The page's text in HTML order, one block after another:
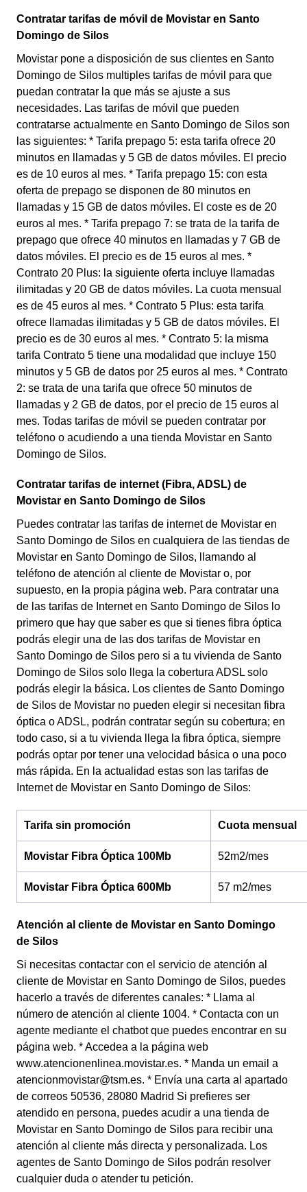
Contratar tarifas de móvil de Movistar en Santo
Domingo de Silos
Movistar pone a disposición de sus clientes en Santo
Domingo de Silos multiples tarifas de móvil para que
puedan contratar la que más se ajuste a sus
necesidades. Las tarifas de móvil que pueden
contratarse actualmente en Santo Domingo de Silos son
las siguientes: * Tarifa prepago 5: esta tarifa ofrece 20
minutos en llamadas y 5 GB de datos móviles. El precio
es de 10 euros al mes. * Tarifa prepago 15: con esta
oferta de prepago se disponen de 80 minutos en
llamadas y 15 GB de datos móviles. El coste es de 20
euros al mes. * Tarifa prepago 7: se trata de la tarifa de
prepago que ofrece 40 minutos en llamadas y 7 GB de
datos móviles. El precio es de 15 euros al mes. *
Contrato 20 Plus: la siguiente oferta incluye llamadas
ilimitadas y 20 GB de datos móviles. La cuota mensual
es de 45 euros al mes. * Contrato 5 Plus: esta tarifa
ofrece llamadas ilimitadas y 5 GB de datos móviles. El
precio es de 30 euros al mes. * Contrato 5: la misma
tarifa Contrato 5 tiene una modalidad que incluye 150
minutos y 5 GB de datos por 25 euros al mes. * Contrato
2: se trata de una tarifa que ofrece 50 minutos de
llamadas y 2 GB de datos, por el precio de 15 euros al
mes. Todas tarifas de móvil se pueden contratar por
teléfono o acudiendo a una tienda Movistar en Santo
Domingo de Silos.
Contratar tarifas de internet (Fibra, ADSL) de
Movistar en Santo Domingo de Silos
Puedes contratar las tarifas de internet de Movistar en
Santo Domingo de Silos en cualquiera de las tiendas de
Movistar en Santo Domingo de Silos, llamando al
teléfono de atención al cliente de Movistar o, por
supuesto, en la propia página web. Para contratar una
de las tarifas de Internet en Santo Domingo de Silos lo
primero que hay que saber es que si tienes fibra óptica
podrás elegir una de las dos tarifas de Movistar en
Santo Domingo de Silos pero si a tu vivienda de Santo
Domingo de Silos solo llega la cobertura ADSL solo
podrás elegir la básica. Los clientes de Santo Domingo
de Silos de Movistar no pueden elegir si necesitan fibra
óptica o ADSL, podrán contratar según su cobertura; en
todo caso, si a tu vivienda llega la fibra óptica, siempre
podrás optar por tener una velocidad básica o una poco
más rápida. En la actualidad estas son las tarifas de
Internet de Movistar en Santo Domingo de Silos:
Tarifa sin promoción Cuota mensual
Movistar Fibra Óptica 100Mb 52m2/mes
Movistar Fibra Óptica 600Mb 57 m2/mes
Atención al cliente de Movistar en Santo Domingo
de Silos
Si necesitas contactar con el servicio de atención al
cliente de Movistar en Santo Domingo de Silos, puedes
hacerlo a través de diferentes canales: * Llama al
número de atención al cliente 1004. * Contacta con un
agente mediante el chatbot que puedes encontrar en su
página web. * Accedea a la página web
www.atencionenlinea.movistar.es. * Manda un email a
atencionmovistar@tsm.es. * Envía una carta al apartado
de correos 50536, 28080 Madrid Si prefieres ser
atendido en persona, puedes acudir a una tienda de
Movistar en Santo Domingo de Silos para recibir una
atención al cliente más directa y personalizada. Los
agentes de Santo Domingo de Silos podrán resolver
cualquier duda o atender tu petición.